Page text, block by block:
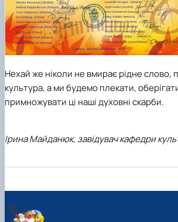
Нехай же ніколи не вмирає рідне слово,
культура, а ми будемо плекати,
примножувати ці наші духовні скарби.
Ірина Майданюк, завідувач кафедри